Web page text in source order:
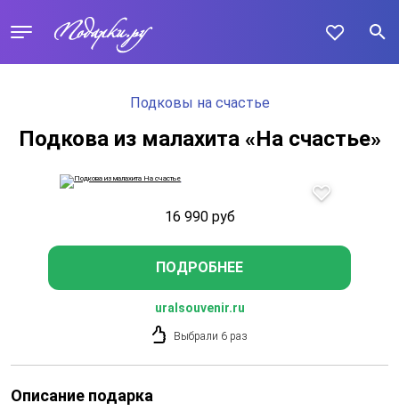
Подковы на счастье
Подкова из малахита «На счастье»
16 990 руб
ПОДРОБНЕЕ
uralsouvenir.ru
Выбрали 6 раз
Описание подарка